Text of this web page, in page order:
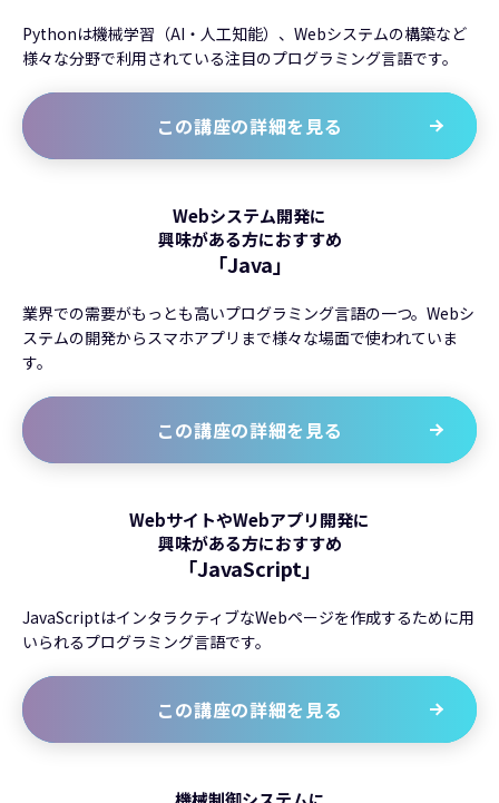
Pythonは機械学習（AI・人工知能）、Webシステムの構築など
様々な分野で利用されている注目のプログラミング言語です。
この講座の詳細を見る
Webシステム開発に
興味がある方におすすめ
「Java」
業界での需要がもっとも高いプログラミング言語の一つ。Webシ
ステムの開発からスマホアプリまで様々な場面で使われていま
す。
この講座の詳細を見る
WebサイトやWebアプリ開発に
興味がある方におすすめ
「JavaScript」
JavaScriptはインタラクティブなWebページを作成するために用
いられるプログラミング言語です。
この講座の詳細を見る